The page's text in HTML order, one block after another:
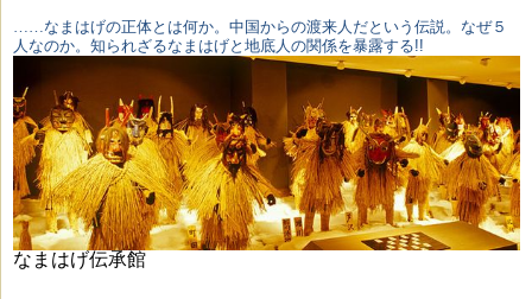
……なまはげの正体とは何か。中国からの渡来人だという伝説。なぜ５
人なのか。知られざるなまはげと地底人の関係を暴露する!!
なまはげ伝承館